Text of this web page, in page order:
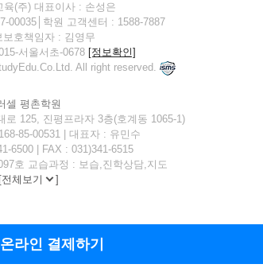
육(주) 대표이사 : 손성은
00035│학원 고객센터 : 1588-7887
보호책임자 : 김영무
서울서초-0678 [정보확인]
All right reserved.
셀 평촌학원
로 125, 진평프라자 3층(호계동 1065-1)
85-00531 | 대표자 : 유민수
6500 | FAX : 031)341-6515
호 교습과정 : 보습,진학상담,지도
[전체보기 ]
온라인 결제하기